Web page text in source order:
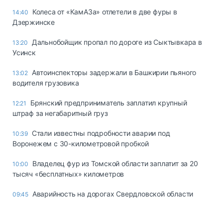
14:40
Колеса от «КамАЗа» отлетели в две фуры в
Дзержинске
13:20
Дальнобойщик пропал по дороге из Сыктывкара в
Усинск
13:02 Автоинспекторы задержали в Башкирии пьяного
водителя грузовика
12:21
Брянский предприниматель заплатил крупный
штраф за негабаритный груз
10:39 Стали известны подробности аварии под
Воронежем с 30-километровой пробкой
10:00
Владелец фур из Томской области заплатит за 20
тысяч «бесплатных» километров
09:45 Аварийность на дорогах Свердловской области